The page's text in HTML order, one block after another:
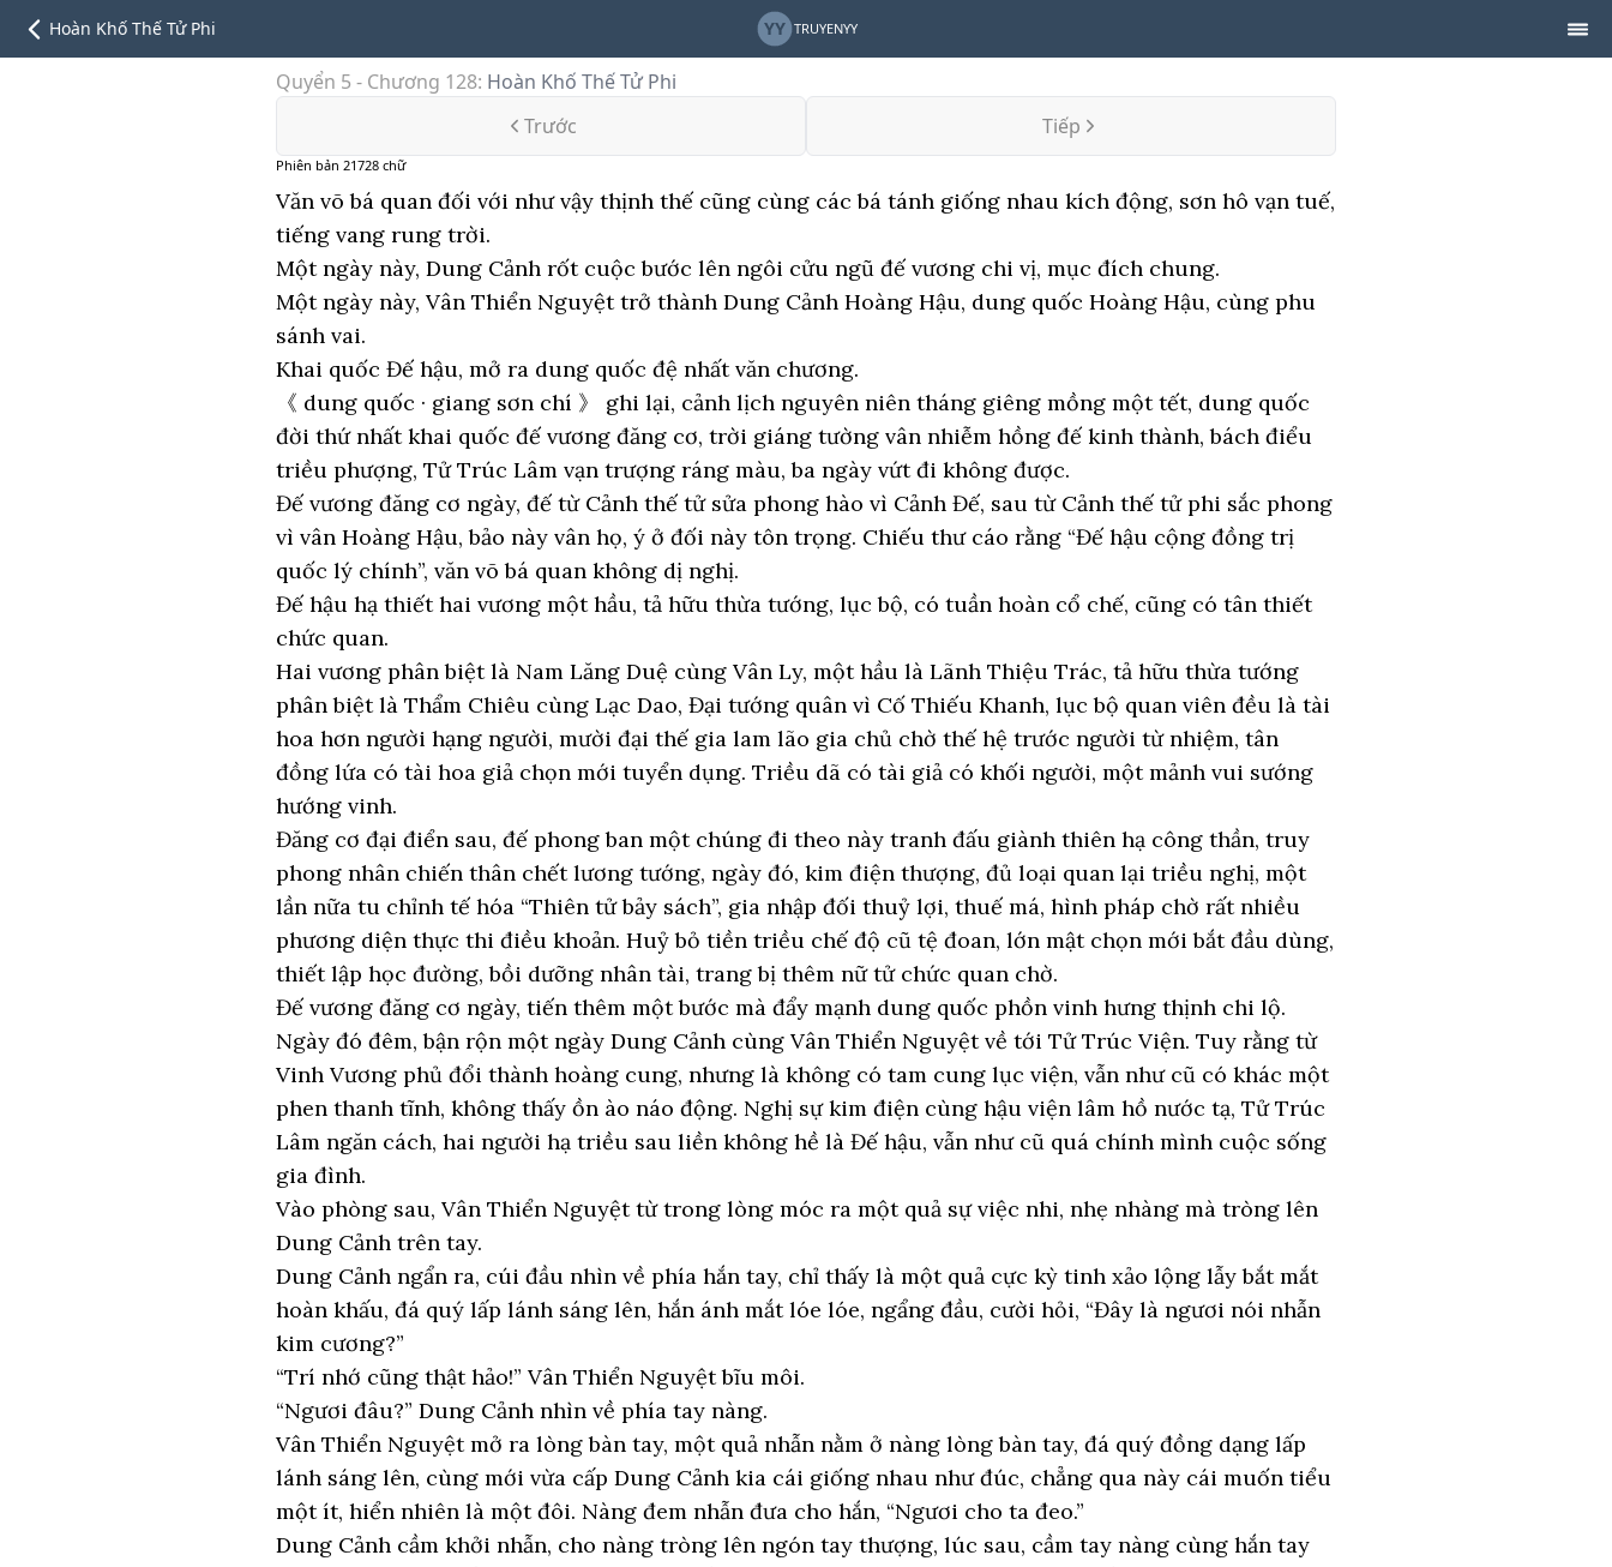
Hoàn Khố Thế Tử Phi YY TRUYENYY
Quyển 5 - Chương 128: Hoàn Khố Thế Tử Phi
Trước
Tiếp
Phiên bản 21728 chữ
Văn võ bá quan đối với như vậy thịnh thế cũng cùng các bá tánh giống nhau kích động, sơn hô vạn tuế,
tiếng vang rung trời.
Một ngày này, Dung Cảnh rốt cuộc bước lên ngôi cửu ngũ đế vương chi vị, mục đích chung.
Một ngày này, Vân Thiển Nguyệt trở thành Dung Cảnh Hoàng Hậu, dung quốc Hoàng Hậu, cùng phu
sánh vai.
Khai quốc Đế hậu, mở ra dung quốc đệ nhất văn chương.
《 dung quốc · giang sơn chí 》 ghi lại, cảnh lịch nguyên niên tháng giêng mồng một tết, dung quốc
đời thứ nhất khai quốc đế vương đăng cơ, trời giáng tường vân nhiễm hồng đế kinh thành, bách điểu
triều phượng, Tử Trúc Lâm vạn trượng ráng màu, ba ngày vứt đi không được.
Đế vương đăng cơ ngày, đế từ Cảnh thế tử sửa phong hào vì Cảnh Đế, sau từ Cảnh thế tử phi sắc phong
vì vân Hoàng Hậu, bảo này vân họ, ý ở đối này tôn trọng. Chiếu thư cáo rằng “Đế hậu cộng đồng trị
quốc lý chính”, văn võ bá quan không dị nghị.
Đế hậu hạ thiết hai vương một hầu, tả hữu thừa tướng, lục bộ, có tuần hoàn cổ chế, cũng có tân thiết
chức quan.
Hai vương phân biệt là Nam Lăng Duệ cùng Vân Ly, một hầu là Lãnh Thiệu Trác, tả hữu thừa tướng
phân biệt là Thẩm Chiêu cùng Lạc Dao, Đại tướng quân vì Cố Thiếu Khanh, lục bộ quan viên đều là tài
hoa hơn người hạng người, mười đại thế gia lam lão gia chủ chờ thế hệ trước người từ nhiệm, tân
đồng lứa có tài hoa giả chọn mới tuyển dụng. Triều dã có tài giả có khối người, một mảnh vui sướng
hướng vinh.
Đăng cơ đại điển sau, đế phong ban một chúng đi theo này tranh đấu giành thiên hạ công thần, truy
phong nhân chiến thân chết lương tướng, ngày đó, kim điện thượng, đủ loại quan lại triều nghị, một
lần nữa tu chỉnh tế hóa “Thiên tử bảy sách”, gia nhập đối thuỷ lợi, thuế má, hình pháp chờ rất nhiều
phương diện thực thi điều khoản. Huỷ bỏ tiền triều chế độ cũ tệ đoan, lớn mật chọn mới bắt đầu dùng,
thiết lập học đường, bồi dưỡng nhân tài, trang bị thêm nữ tử chức quan chờ.
Đế vương đăng cơ ngày, tiến thêm một bước mà đẩy mạnh dung quốc phồn vinh hưng thịnh chi lộ.
Ngày đó đêm, bận rộn một ngày Dung Cảnh cùng Vân Thiển Nguyệt về tới Tử Trúc Viện. Tuy rằng từ
Vinh Vương phủ đổi thành hoàng cung, nhưng là không có tam cung lục viện, vẫn như cũ có khác một
phen thanh tĩnh, không thấy ồn ào náo động. Nghị sự kim điện cùng hậu viện lâm hồ nước tạ, Tử Trúc
Lâm ngăn cách, hai người hạ triều sau liền không hề là Đế hậu, vẫn như cũ quá chính mình cuộc sống
gia đình.
Vào phòng sau, Vân Thiển Nguyệt từ trong lòng móc ra một quả sự việc nhi, nhẹ nhàng mà tròng lên
Dung Cảnh trên tay.
Dung Cảnh ngẩn ra, cúi đầu nhìn về phía hắn tay, chỉ thấy là một quả cực kỳ tinh xảo lộng lẫy bắt mắt
hoàn khấu, đá quý lấp lánh sáng lên, hắn ánh mắt lóe lóe, ngẩng đầu, cười hỏi, “Đây là ngươi nói nhẫn
kim cương?”
“Trí nhớ cũng thật hảo!” Vân Thiển Nguyệt bĩu môi.
“Ngươi đâu?” Dung Cảnh nhìn về phía tay nàng.
Vân Thiển Nguyệt mở ra lòng bàn tay, một quả nhẫn nằm ở nàng lòng bàn tay, đá quý đồng dạng lấp
lánh sáng lên, cùng mới vừa cấp Dung Cảnh kia cái giống nhau như đúc, chẳng qua này cái muốn tiểu
một ít, hiển nhiên là một đôi. Nàng đem nhẫn đưa cho hắn, “Ngươi cho ta đeo.”
Dung Cảnh cầm khởi nhẫn, cho nàng tròng lên ngón tay thượng, lúc sau, cầm tay nàng cùng hắn tay